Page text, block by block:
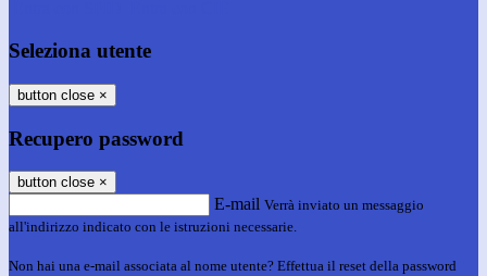
Seleziona utente
button close ×
Recupero password
button close ×
E-mail Verrà inviato un messaggio
all'indirizzo indicato con le istruzioni necessarie.
Non hai una e-mail associata al nome utente? Effettua il reset della password